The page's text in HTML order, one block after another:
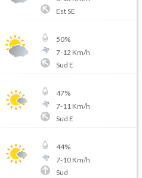
Est SE
50%
7-12 Km/h
Sud E
47%
7-11 Km/h
Sud E
44%
7-10Km/h
Sud